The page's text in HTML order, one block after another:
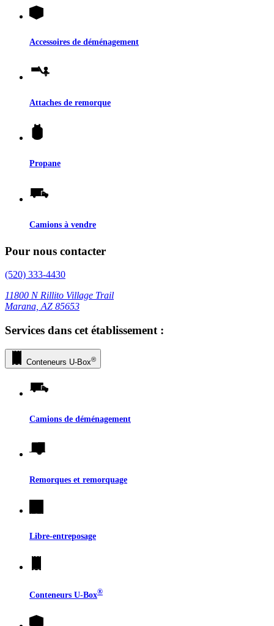
Accessoires de déménagement
Attaches de remorque
Propane
Camions à vendre
Pour nous contacter
(520) 333-4430
11800 N Rillito Village Trail
Marana, AZ 85653
Services dans cet établissement :
Conteneurs U-Box®
Camions de déménagement
Remorques et remorquage
Libre-entreposage
Conteneurs U-Box®